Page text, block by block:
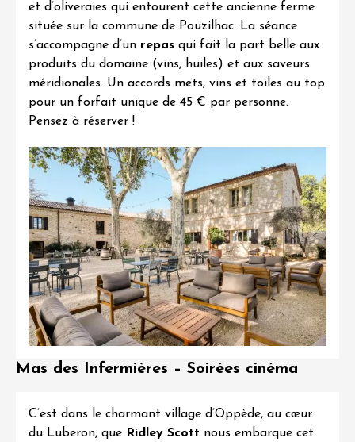
et d’oliveraies qui entourent cette ancienne ferme
située sur la commune de Pouzilhac. La séance
s’accompagne d’un repas qui fait la part belle aux
produits du domaine (vins, huiles) et aux saveurs
méridionales. Un accords mets, vins et toiles au top
pour un forfait unique de 45 € par personne.
Pensez à réserver !
Mas des Infermières – Soirées cinéma
C’est dans le charmant village d’Oppède, au cœur
du Luberon, que Ridley Scott nous embarque cet